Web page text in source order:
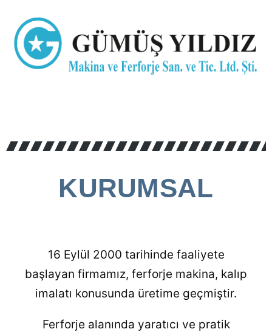
KURUMSAL
16 Eylül 2000 tarihinde faaliyete
başlayan firmamız, ferforje makina, kalıp
imalatı konusunda üretime geçmiştir.
Ferforje alanında yaratıcı ve pratik